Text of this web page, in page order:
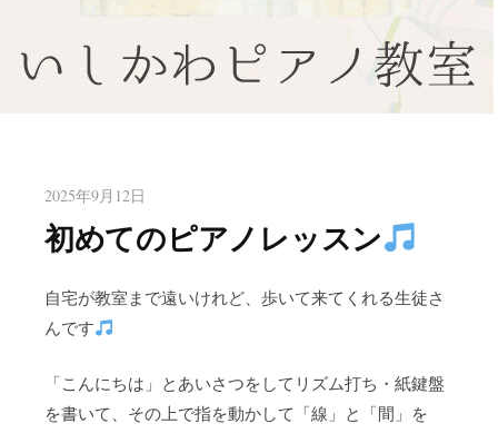
2025年9月12日
初めてのピアノレッスン
自宅が教室まで遠いけれど、歩いて来てくれる生徒さ
んです
「こんにちは」とあいさつをしてリズム打ち・紙鍵盤
を書いて、その上で指を動かして「線」と「間」を